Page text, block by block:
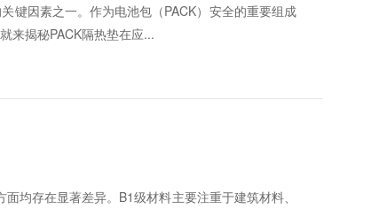
键因素之一。作为电池包（PACK）安全的重要组成
来揭秘PACK隔热垫在应...
均存在显著差异。B1级材料主要注重于建筑材料、